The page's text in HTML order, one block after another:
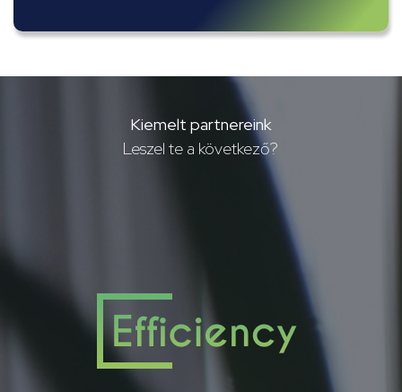
Kiemelt partnereink
Leszel te a következő?